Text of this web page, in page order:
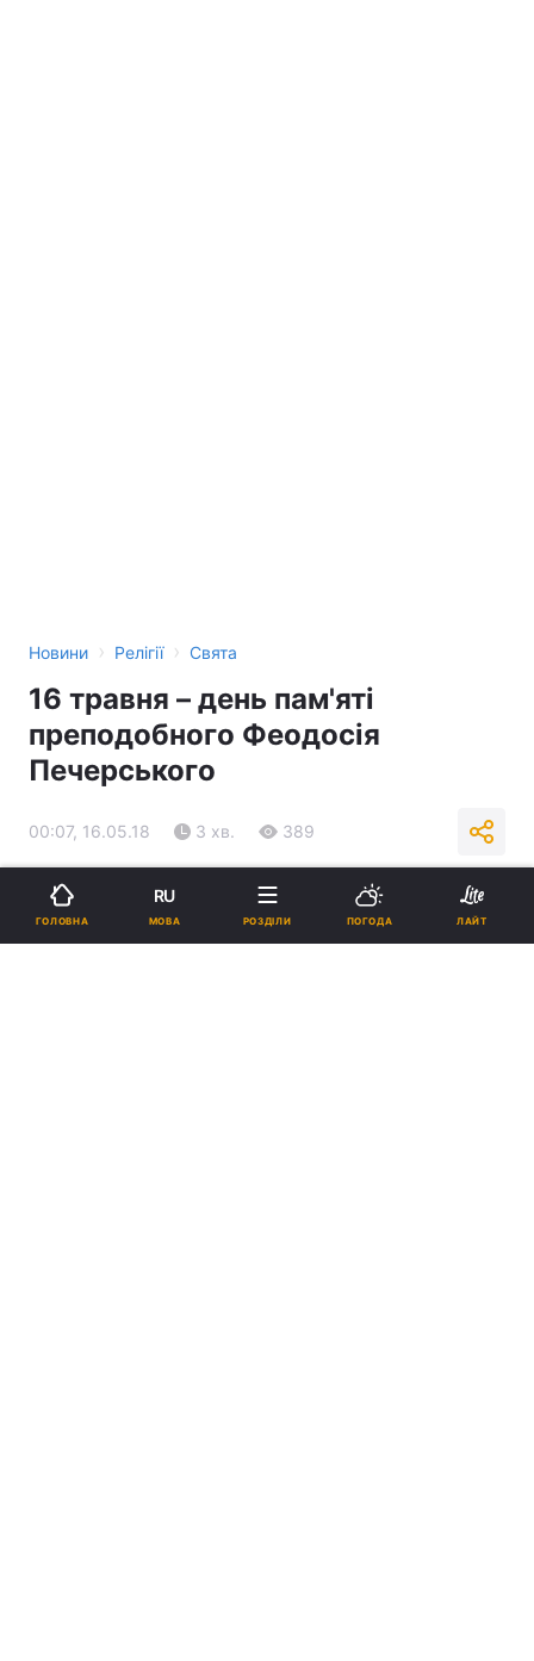
Новини › Релігії › Свята
16 травня – день пам'яті
преподобного Феодосія
Печерського
00:07, 16.05.18 3 хв. 389
Підпишіться на нас в Google
ГОЛОВНА
RU
МОВА РОЗДІЛИ ПОГОДА ЛАЙТ